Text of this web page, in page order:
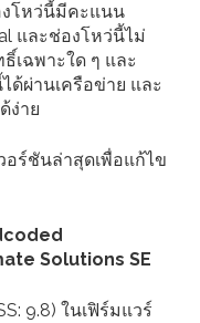
งโหว่นี้มีคะแนน
และช่องโหว่นี้ไม่
เฉพาะใด ๆ และ
ด้ผ่านเครือข่าย และ
ง่าย
อร์ชันล่าสุดเพื่อแก้ไข
Solutions SE
9.8) ในเฟิร์มแวร์